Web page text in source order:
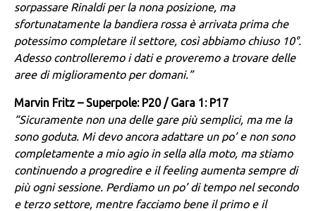
sorpassare Rinaldi per la nona posizione, ma
sfortunatamente la bandiera rossa è arrivata prima che
potessimo completare il settore, così abbiamo chiuso 10°.
Adesso controlleremo i dati e proveremo a trovare delle
aree di miglioramento per domani.”
Marvin Fritz – Superpole: P20 / Gara 1: P17
“Sicuramente non una delle gare più semplici, ma me la
sono goduta. Mi devo ancora adattare un po’ e non sono
completamente a mio agio in sella alla moto, ma stiamo
continuendo a progredire e il feeling aumenta sempre di
più ogni sessione. Perdiamo un po’ di tempo nel secondo
e terzo settore, mentre facciamo bene il primo e il